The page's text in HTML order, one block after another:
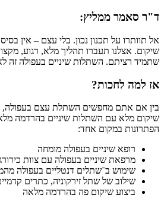
ד"ר סאמר ממליץ:
אל תוותרו על תכנון נכון. בלי עצם – אין
שיקום. אצלנו תעברו תהליך מלא, רגוע,
שתמיד רציתם. השתלות שיניים בעפולה זה
אז למה לחכות?
בין אם אתם מחפשים השתלת עצם בעפולה,
שיקום מלא עם השתלות שיניים בהרדמה
הפתרונות במקום אחד:
רופא שיניים בעפולה מומחה
מרפאת שיניים בעפולה עם צוות
שימוש ב־שתלים דנטליים בעפולה
שילוב של שתל זירקוניה, כתרים
ביצוע שיקום פה בהרדמה מלאה